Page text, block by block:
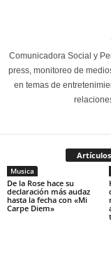
Comunicadora Social y
press, monitoreo de
en temas de
Musica
De la Rose hace su
declaración más audaz
hasta la fecha con «Mi
Carpe Diem»